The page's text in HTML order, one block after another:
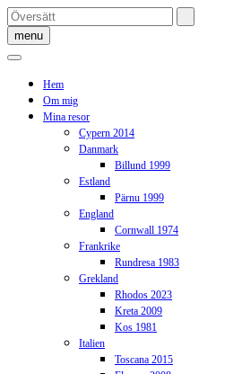
Skip
to
content
menu
Hem
Om mig
Mina resor
Cypern 2014
Danmark
Billund 1999
Estland
Pärnu 1999
England
Cornwall 1974
Frankrike
Rundresa 1983
Grekland
Rhodos 2023
Kreta 2009
Kos 1981
Italien
Toscana 2015